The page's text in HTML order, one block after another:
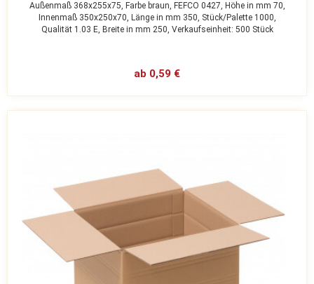
Außenmaß 368x255x75, Farbe braun, FEFCO 0427, Höhe in mm 70,
Innenmaß 350x250x70, Länge in mm 350, Stück/Palette 1000,
Qualität 1.03 E, Breite in mm 250, Verkaufseinheit: 500 Stück
ab 0,59 €